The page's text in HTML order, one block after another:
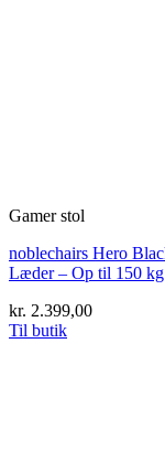
Gamer stol
noblechairs Hero
Læder – Op til 150 kg
kr. 2.399,00
Til butik